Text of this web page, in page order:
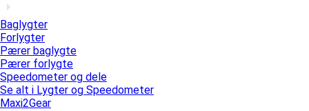
Baglygter
Forlygter
Pærer baglygte
Pærer forlygte
Speedometer og dele
Se alt i Lygter og Speedometer
Maxi2Gear